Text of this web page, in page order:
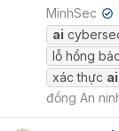
MinhSec ✔
ai
lỗ hổng
xác thực ai
đồng An